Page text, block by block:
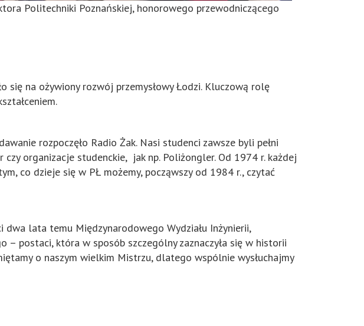
Politechniki Poznańskiej, honorowego przewodniczącego
się na ożywiony rozwój przemysłowy Łodzi. Kluczową rolę
rozpoczęło Radio Żak. Nasi studenci zawsze byli pełni
organizacje studenckie, jak np. Poliżongler. Od 1974 r. każdej
co dzieje się w PŁ możemy, począwszy od 1984 r., czytać
lata temu Międzynarodowego Wydziału Inżynierii,
– postaci, która w sposób szczególny zaznaczyła się w historii
o naszym wielkim Mistrzu, dlatego wspólnie wysłuchajmy